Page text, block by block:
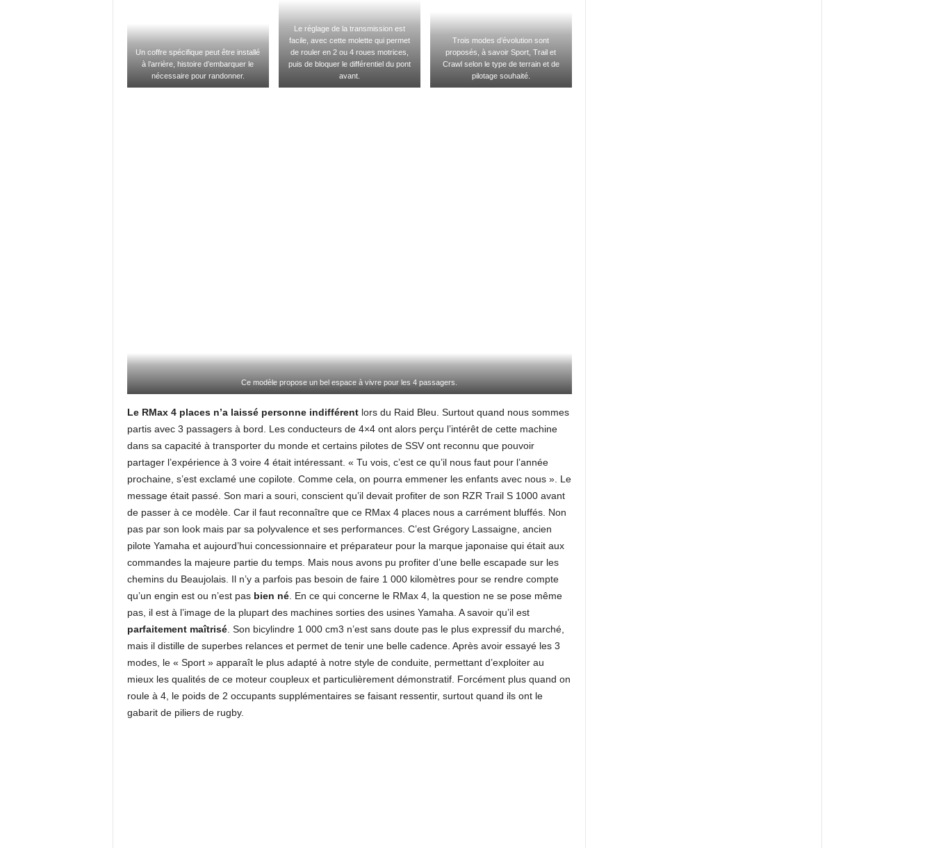
Un coffre spécifique peut être installé
à l’arrière, histoire d’embarquer le
nécessaire pour randonner.
Le réglage de la transmission est
facile, avec cette molette qui permet
de rouler en 2 ou 4 roues motrices,
puis de bloquer le différentiel du pont
avant.
Trois modes d’évolution sont
proposés, à savoir Sport, Trail et
Crawl selon le type de terrain et de
pilotage souhaité.
Ce modèle propose un bel espace à vivre pour les 4 passagers.
Le RMax 4 places n’a laissé personne indifférent lors du Raid Bleu. Surtout quand nous sommes
partis avec 3 passagers à bord. Les conducteurs de 4×4 ont alors perçu l’intérêt de cette machine
dans sa capacité à transporter du monde et certains pilotes de SSV ont reconnu que pouvoir
partager l’expérience à 3 voire 4 était intéressant. « Tu vois, c’est ce qu’il nous faut pour l’année
prochaine, s’est exclamé une copilote. Comme cela, on pourra emmener les enfants avec nous ». Le
message était passé. Son mari a souri, conscient qu’il devait profiter de son RZR Trail S 1000 avant
de passer à ce modèle. Car il faut reconnaître que ce RMax 4 places nous a carrément bluffés. Non
pas par son look mais par sa polyvalence et ses performances. C’est Grégory Lassaigne, ancien
pilote Yamaha et aujourd’hui concessionnaire et préparateur pour la marque japonaise qui était aux
commandes la majeure partie du temps. Mais nous avons pu profiter d’une belle escapade sur les
chemins du Beaujolais. Il n’y a parfois pas besoin de faire 1 000 kilomètres pour se rendre compte
qu’un engin est ou n’est pas bien né. En ce qui concerne le RMax 4, la question ne se pose même
pas, il est à l’image de la plupart des machines sorties des usines Yamaha. A savoir qu’il est
parfaitement maîtrisé. Son bicylindre 1 000 cm3 n’est sans doute pas le plus expressif du marché,
mais il distille de superbes relances et permet de tenir une belle cadence. Après avoir essayé les 3
modes, le « Sport » apparaît le plus adapté à notre style de conduite, permettant d’exploiter au
mieux les qualités de ce moteur coupleux et particulièrement démonstratif. Forcément plus quand on
roule à 4, le poids de 2 occupants supplémentaires se faisant ressentir, surtout quand ils ont le
gabarit de piliers de rugby.